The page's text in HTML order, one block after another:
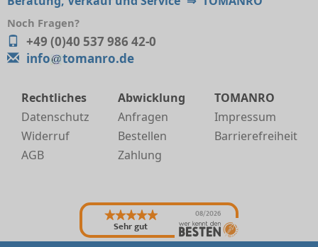
Noch Fragen?
+49 (0)40 537 986 42-0
info
tomanro.de
Rechtliches
Datenschutz
Widerruf
AGB
Abwicklung
Anfragen
Bestellen
Zahlung
TOMANRO
Impressum
Barrierefreiheit
Sehr gut
08/2026